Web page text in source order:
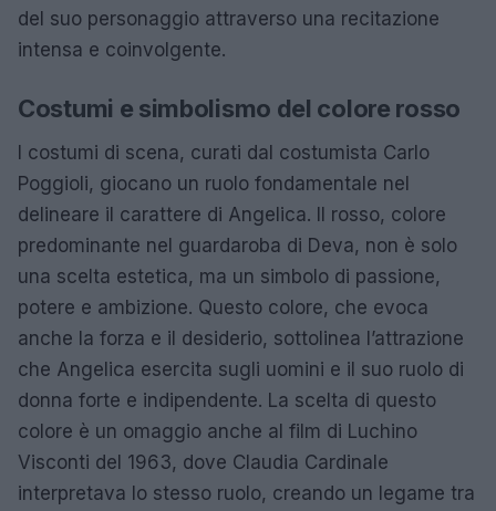
del suo personaggio attraverso una recitazione
intensa e coinvolgente.
Costumi e simbolismo del colore rosso
I costumi di scena, curati dal costumista Carlo
Poggioli, giocano un ruolo fondamentale nel
delineare il carattere di Angelica. Il rosso, colore
predominante nel guardaroba di Deva, non è solo
una scelta estetica, ma un simbolo di passione,
potere e ambizione. Questo colore, che evoca
anche la forza e il desiderio, sottolinea l’attrazione
che Angelica esercita sugli uomini e il suo ruolo di
donna forte e indipendente. La scelta di questo
colore è un omaggio anche al film di Luchino
Visconti del 1963, dove Claudia Cardinale
interpretava lo stesso ruolo, creando un legame tra